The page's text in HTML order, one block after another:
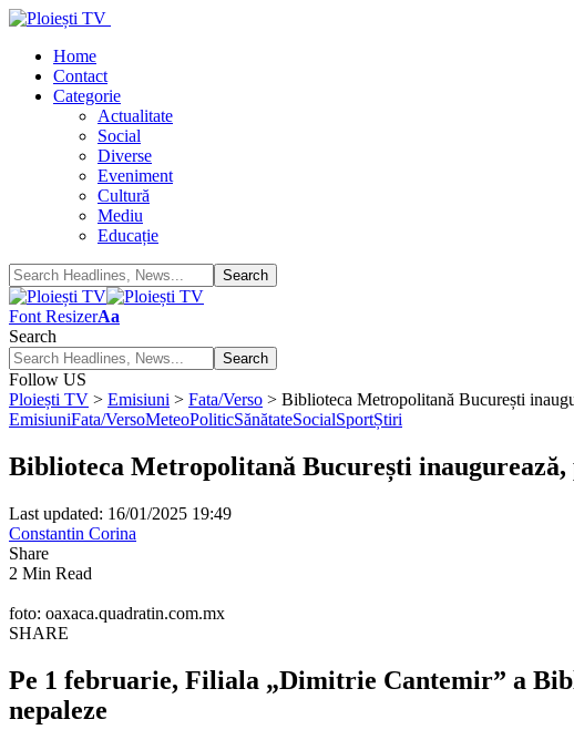
Home
Contact
Categorie
Actualitate
Social
Diverse
Eveniment
Cultură
Mediu
Educație
Font ResizerAa
Search
Follow US
Ploiești TV > Emisiuni > Fata/Verso > Biblioteca Metropolitană București
EmisiuniFata/VersoMeteoPoliticSănătateSocialSportȘtiri
Biblioteca Metropolitană București
Last updated: 16/01/2025 19:49
Constantin Corina
Share
2 Min Read
foto: oaxaca.quadratin.com.mx
SHARE
Pe 1 februarie, Filiala „Dimitrie Cantemir” a
nepaleze